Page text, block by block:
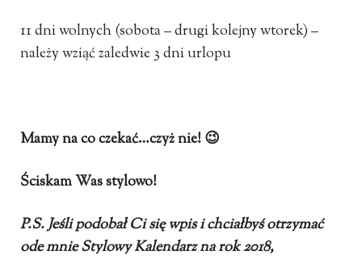
11 dni wolnych (sobota – drugi kolejny wtorek) –
należy wziąć zaledwie 3 dni urlopu
Mamy na co czekać…czyż nie! 😉
Ściskam Was stylowo!
P.S. Jeśli podobał Ci się wpis i chciałbyś otrzymać
ode mnie Stylowy Kalendarz na rok 2018,